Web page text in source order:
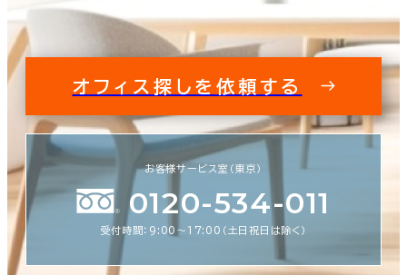
オフィス探しを依頼する
お客様サービス室（東京）
0120-534-011
受付時間：9:00〜17:00（土日祝日は除く）